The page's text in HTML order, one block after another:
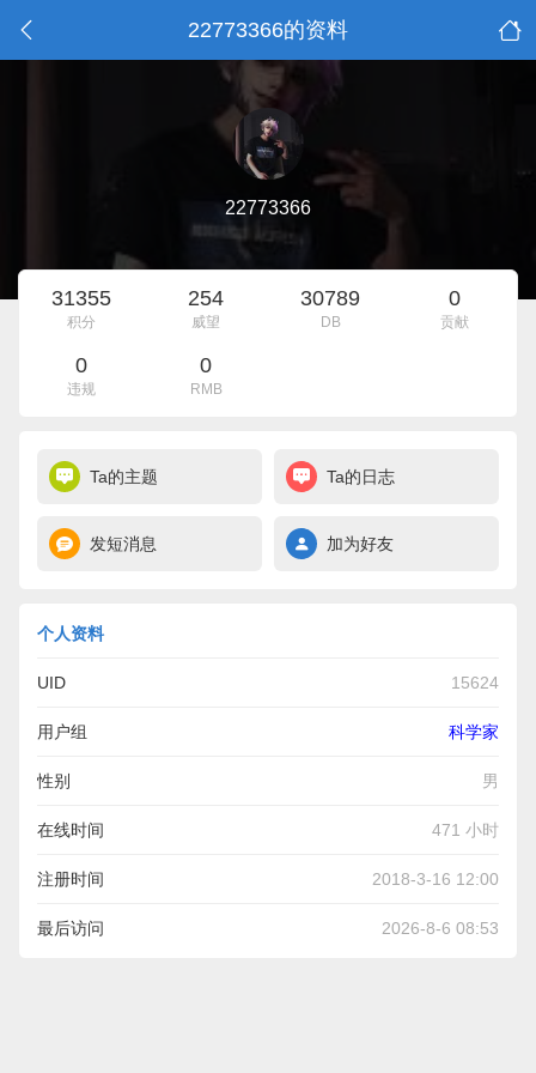
22773366的资料
22773366
31355
积分
254
威望
30789
DB
0
贡献
0
违规
0
RMB
Ta的主题 Ta的日志
发短消息 加为好友
个人资料
UID 15624
用户组 科学家
性别 男
在线时间 471 小时
注册时间 2018-3-16 12:00
最后访问 2026-8-6 08:53